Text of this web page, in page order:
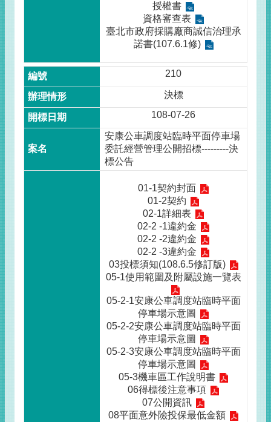
授權書
資格審查表
臺北市政府採購廠商誠信治理承
諾書(107.6.1修)
210
決標
108-07-26
安康公車調度站臨時平面停車場
委託經營管理公開招標---------決
標公告
01-1契約封面
01-2契約
02-1詳細表
02-2 -1違約金
02-2 -2違約金
02-2 -3違約金
03投標須知(108.6.5修訂版)
05-1使用範圍及附屬設施一覽表
05-2-1安康公車調度站臨時平面
停車場示意圖
05-2-2安康公車調度站臨時平面
停車場示意圖
05-2-3安康公車調度站臨時平面
停車場示意圖
05-3機車區工作說明書
06得標後注意事項
07公開資訊
08平面意外險投保最低金額